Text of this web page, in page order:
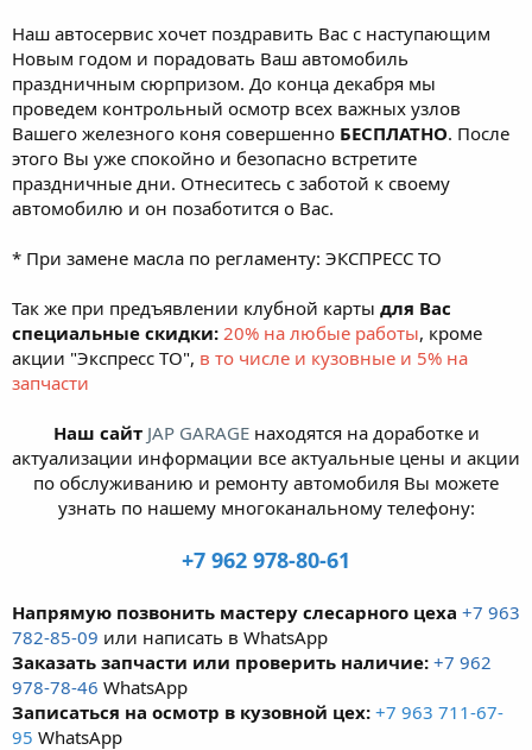
Наш автосервис хочет поздравить Вас с наступающим
Новым годом и порадовать Ваш автомобиль
праздничным сюрпризом. До конца декабря мы
проведем контрольный осмотр всех важных узлов
Вашего железного коня совершенно БЕСПЛАТНО. После
этого Вы уже спокойно и безопасно встретите
праздничные дни. Отнеситесь с заботой к своему
автомобилю и он позаботится о Вас.
* При замене масла по регламенту: ЭКСПРЕСС ТО
Так же при предъявлении клубной карты для Вас
специальные скидки: 20% на любые работы, кроме
акции "Экспресс ТО", в то числе и кузовные и 5% на
запчасти
Наш сайт JAP GARAGEнаходятся на доработке и
актуализации информации все актуальные цены и акции
по обслуживанию и ремонту автомобиля Вы можете
узнать по нашему многоканальному телефону:
+7 962 978-80-61
Напрямую позвонить мастеру слесарного цеха +7 963
782-85-09 или написать в WhatsApp
Заказать запчасти или проверить наличие: +7 962
978-78-46 WhatsApp
Записаться на осмотр в кузовной цех: +7 963 711-67-
95 WhatsApp